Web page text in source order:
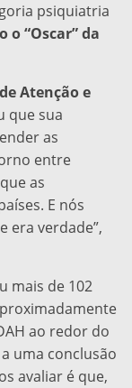
psiquiatria
o “Oscar” da
Atenção e
que sua
as
entre
as
E nós
era verdade”,
mais de 102
ao redor do
uma conclusão
avaliar é que,